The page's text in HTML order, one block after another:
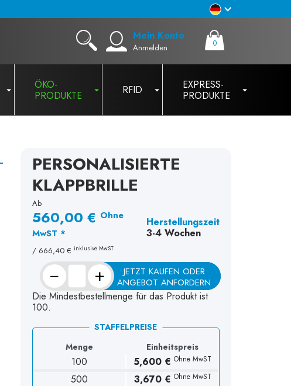
Mein Konto
Anmelden 0
ÖKO-
PRODUKTE
RFID
EXPRESS-
PRODUKTE
PERSONALISIERTE
KLAPPBRILLE
Ab
560,00 € Ohne
MwST *
/ 666,40 € inklusive MwST
Herstellungszeit
3-4 Wochen
− +
JETZT KAUFEN ODER
ANGEBOT ANFORDERN
Die Mindestbestellmenge für das Produkt ist
100.
STAFFELPREISE
Menge
Einheitspreis
100 5,600 € Ohne MwST
500 3,670 € Ohne MwST